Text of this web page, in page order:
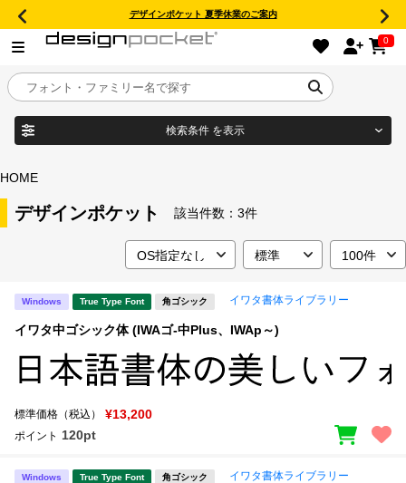
デザインポケット 夏季休業のご案内
0
目的別フォントガイド
特集
年間ライセンス商品
キャンペーン一覧
新着一覧
検索条件 を表示
フォント形式
HOME
デザインポケット 該当件数： 3件
Windows True Type Font 角ゴシック イワタ書体ライブラリー
イワタ中ゴシック体 (IWAゴ-中Plus、IWAp～)
標準価格（税込） ¥13,200
ポイント 120pt
Windows True Type Font 角ゴシック イワタ書体ライブラリー